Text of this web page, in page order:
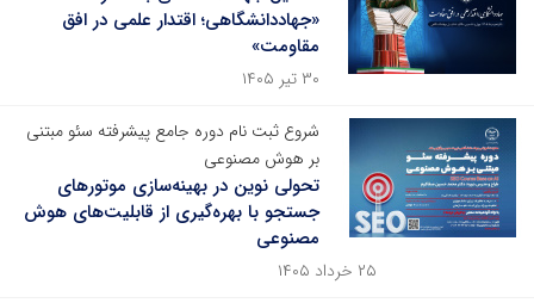
«جهاددانشگاهی؛ اقتدار علمی در افق
مقاومت»
۳۰ تیر ۱۴۰۵
شروع ثبت نام دوره جامع پیشرفته سئو مبتنی
بر هوش مصنوعی
تحولی نوین در بهینه‌سازی موتورهای
جستجو با بهره‌گیری از قابلیت‌های هوش
مصنوعی
۲۵ خرداد ۱۴۰۵